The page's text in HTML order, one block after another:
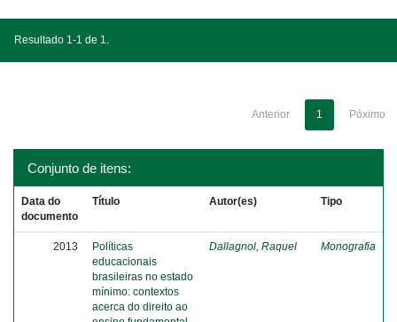
Resultado 1-1 de 1.
Anterior 1 Póximo
Conjunto de itens:
Data do
documento
Título Autor(es) Tipo
2013
Políticas
educacionais
brasileiras no estado
mínimo: contextos
acerca do direito ao
Dallagnol, Raquel Monografia